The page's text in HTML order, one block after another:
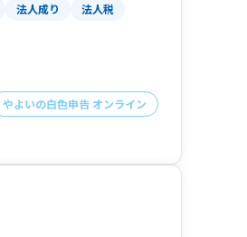
法人成り
法人税
やよいの白色申告 オンライン